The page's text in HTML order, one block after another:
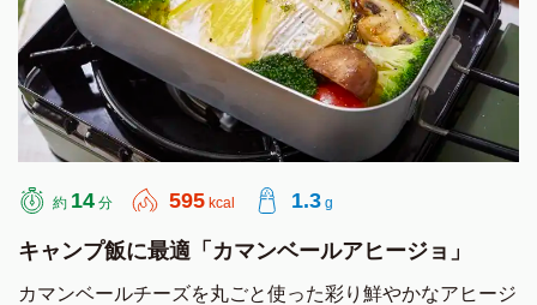
約 14 分 595 kcal 1.3 g
キャンプ飯に最適「カマンベールアヒージョ」
カマンベールチーズを丸ごと使った彩り鮮やかなアヒージ